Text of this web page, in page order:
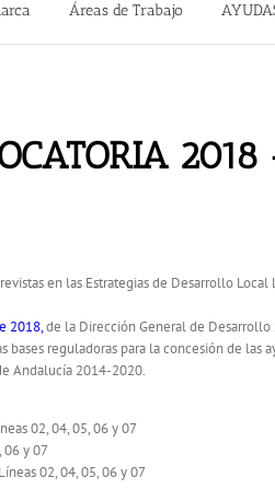
Áreas de Trabajo
en las Estrategias de Desarrollo
2018,de la Dirección General de Desarrollo
reguladoras para la concesión de
Andalucía 2014-2020.
02, 04, 05, 06 y 07
06 y 07
Líneas 02, 04, 05, 06 y 07